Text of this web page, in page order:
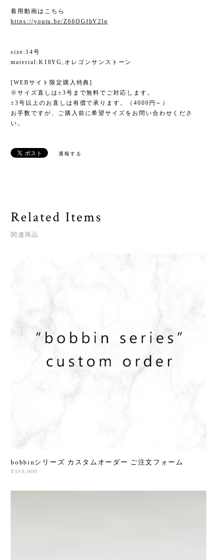
着用動画はこちら
https://youtu.be/Z66OGfbV2lg
size:14号
material:K18YG,オレゴンサンストーン
[WEBサイト限定購入特典]
※サイズ直しは±3号まで無料でご対応します。
±3号以上のお直しは有償で承ります。（4000円～）
お手数ですが、ご購入前に希望サイズをお問い合わせくださ
い。
通報する
Related Items
関連商品
bobbinシリーズ カスタムオーダー ご注文フォーム
¥150,000